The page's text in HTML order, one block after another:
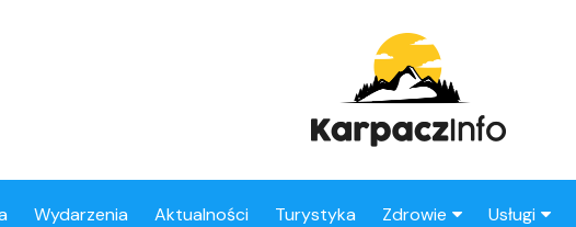
Wydarzenia Aktualności Turystyka Zdrowie Usługi